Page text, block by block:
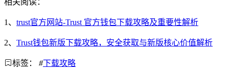
相关阅读：
1、 trust官方网站-Trust 官方钱包下载攻略及重要性解析
2、 Trust钱包新版下载攻略，安全获取与新版核心价值解析
标签： #下载攻略